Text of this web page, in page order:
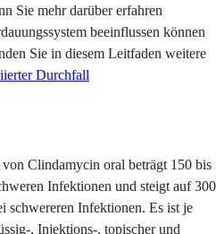
Sie mehr darüber erfahren
beeinflussen können
Sie in diesem Leitfaden weitere
Durchfall
Clindamycin oral beträgt 150 bis
Infektionen und steigt auf 300
schwereren Infektionen. Es ist je
, Injektions-, topischer und